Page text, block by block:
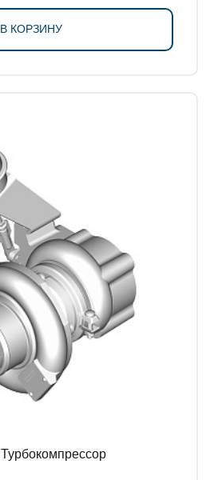
В КОРЗИНУ
53491.1118010-20 Турбокомпрессор